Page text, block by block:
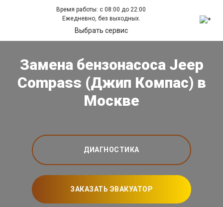
Время работы: с 08:00 до 22:00
Ежедневно, без выходных.
Выбрать сервис
Замена бензонасоса Jeep
Compass (Джип Компас) в
Москве
ДИАГНОСТИКА
ЗАКАЗАТЬ ЭВАКУАТОР